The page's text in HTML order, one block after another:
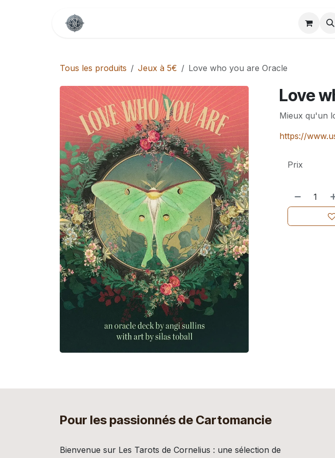
Tous les produits Jeux à 5€ Love who you are Oracle
Love
Mieux qu'un
https://
Prix
Pour les passionnés de Cartomancie
Bienvenue sur Les Tarots de Cornelius : une sélection de